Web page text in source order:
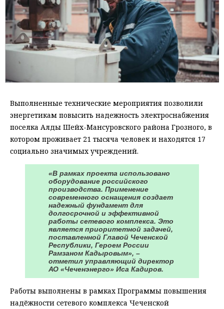
Выполненные технические мероприятия позволили
энергетикам повысить надежность электроснабжения
поселка Алды Шейх-Мансуровского района Грозного, в
котором проживает 21 тысяча человек и находятся 17
социально значимых учреждений.
«В рамках проекта использовано
оборудование российского
производства. Применение
современного оснащения создает
надежный фундамент для
долгосрочной и эффективной
работы сетевого комплекса. Это
является приоритетной задачей,
поставленной Главой Чеченской
Республики, Героем России
Рамзаном Кадыровым», –
отметил управляющий директор
АО «Чеченэнерго» Иса Кадиров.
Работы выполнены в рамках Программы повышения
надёжности сетевого комплекса Чеченской